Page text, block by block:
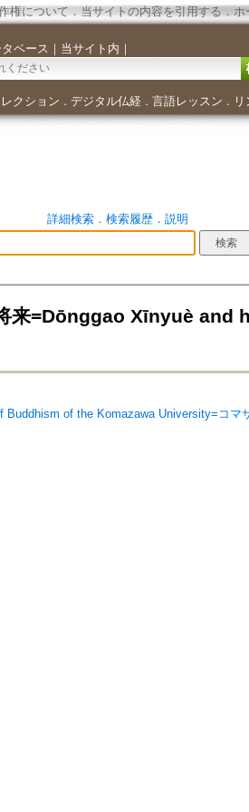
権について．当サイトの内容を引用する ． ホ
ベース ｜ 当サイト内 ｜
クション ． デジタル仏経． 言語レッスン ． リ
詳細検索． 検索履歴． 説明
来=Dōnggao Xīnyuè and
of the Komazawa University=コマ